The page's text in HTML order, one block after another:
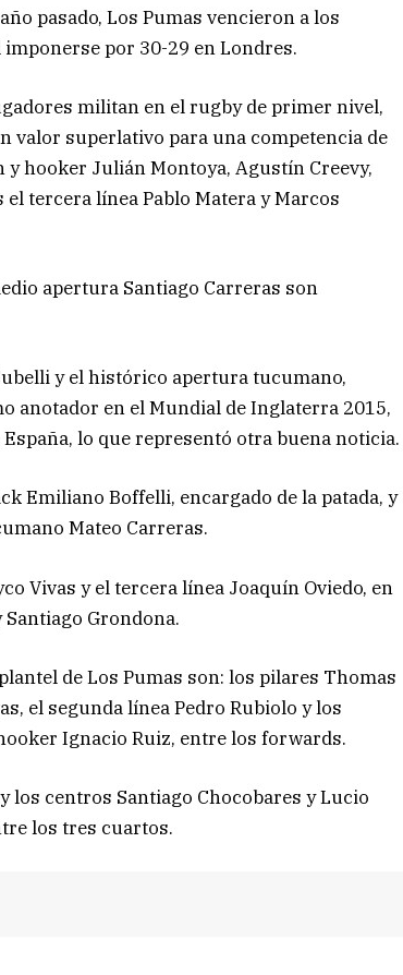
pasado, Los Pumas vencieron a los
por 30-29 en Londres.
militan en el rugby de primer nivel,
valor superlativo para una competencia de
hooker Julián Montoya, Agustín Creevy,
tercera línea Pablo Matera y Marcos
apertura Santiago Carreras son
y el histórico apertura tucumano,
anotador en el Mundial de Inglaterra 2015,
lo que representó otra buena noticia.
Emiliano Boffelli, encargado de la patada, y
Mateo Carreras.
Vivas y el tercera línea Joaquín Oviedo, en
Grondona.
de Los Pumas son: los pilares Thomas
el segunda línea Pedro Rubiolo y los
Ignacio Ruiz, entre los forwards.
los centros Santiago Chocobares y Lucio
los tres cuartos.